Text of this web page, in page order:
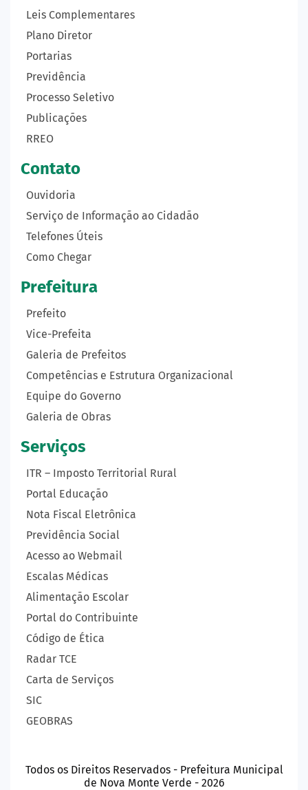
Leis Complementares
Plano Diretor
Portarias
Previdência
Processo Seletivo
Publicações
RREO
Contato
Ouvidoria
Serviço de Informação ao Cidadão
Telefones Úteis
Como Chegar
Prefeitura
Prefeito
Vice-Prefeita
Galeria de Prefeitos
Competências e Estrutura Organizacional
Equipe do Governo
Galeria de Obras
Serviços
ITR – Imposto Territorial Rural
Portal Educação
Nota Fiscal Eletrônica
Previdência Social
Acesso ao Webmail
Escalas Médicas
Alimentação Escolar
Portal do Contribuinte
Código de Ética
Radar TCE
Carta de Serviços
SIC
GEOBRAS
Todos os Direitos Reservados - Prefeitura Municipal
de Nova Monte Verde - 2026